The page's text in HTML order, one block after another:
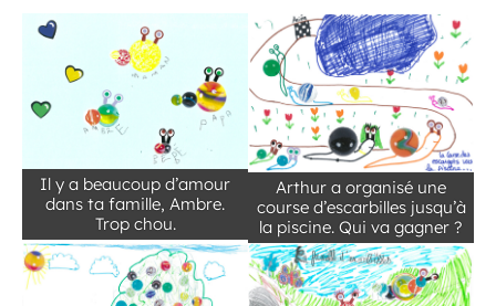
Il y a beaucoup d’amour
dans ta famille, Ambre.
Trop chou.
Arthur a organisé une
course d’escarbilles jusqu’à
la piscine. Qui va gagner ?